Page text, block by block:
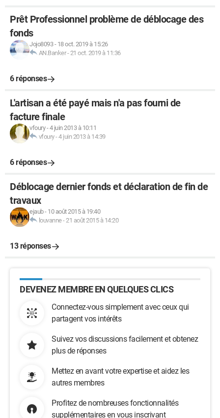
Prêt Professionnel problème de déblocage des
fonds
Jojo8093- 18 oct. 2019 à 15:26
AN.Banker-21 oct. 2019 à 11:36
6 réponses
L'artisan a été payé mais n'a pas fourni de
facture finale
vfoury-4 juin 2013 à 10:11
vfoury-4 juin 2013 à 14:39
6 réponses
Déblocage dernier fonds et déclaration de fin de
travaux
ejaub- 10 août 2015 à 19:40
louvanne-21 août 2015 à 14:20
13 réponses
DEVENEZ MEMBRE EN QUELQUES CLICS
Connectez-vous simplement avec ceux qui
partagent vos intérêts
Suivez vos discussions facilement et obtenez
plus de réponses
Mettez en avant votre expertise et aidez les
autres membres
Profitez de nombreuses fonctionnalités
supplémentaires en vous inscrivant